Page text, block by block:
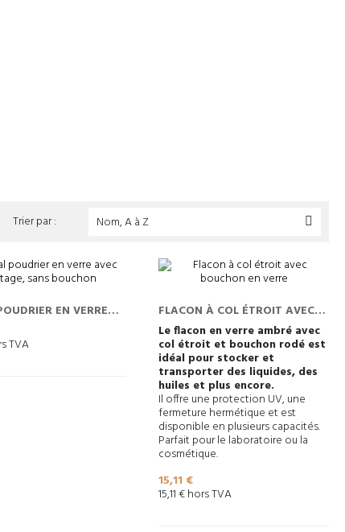
Trier par : Nom, A à Z 
EN VERRE
SANS
TVA
FLACON À COL ÉTROIT AVEC
BOUCHON EN VERRE
Le flacon en verre ambré avec
col étroit et bouchon rodé est
idéal pour stocker et
transporter des liquides, des
huiles et plus encore.
Il offre une protection UV, une
fermeture hermétique et est
disponible en plusieurs capacités.
Parfait pour le laboratoire ou la
cosmétique.
Prix
15,11 €
15,11 € hors TVA